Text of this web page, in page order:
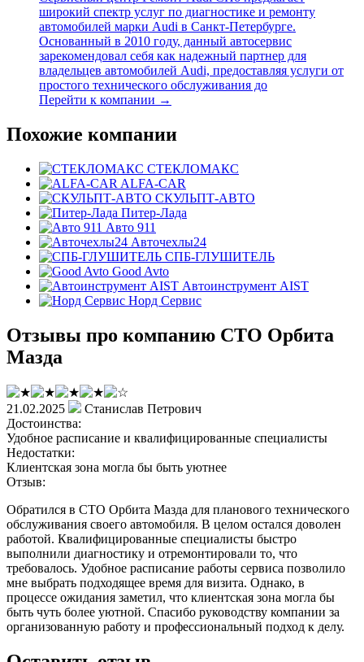
широкий спектр услуг по диагностике и ремонту
автомобилей марки Audi в Санкт-Петербурге.
Основанный в 2010 году, данный автосервис
зарекомендовал себя как надежный партнер для
владельцев автомобилей Audi, предоставляя услуги от
простого технического обслуживания до
Перейти к компании →
Похожие компании
СТЕКЛОМАКС
ALFA-CAR
СКУЛЬПТ-АВТО
Питер-Лада
Авто 911
Авточехлы24
СПБ-ГЛУШИТЕЛЬ
Good Avto
Автоинструмент AIST
Норд Сервис
Отзывы про компанию СТО Орбита
Мазда
21.02.2025
Станислав Петрович
Достоинства:
Удобное расписание и квалифицированные специалисты
Недостатки:
Клиентская зона могла бы быть уютнее
Отзыв:
Обратился в СТО Орбита Мазда для планового технического
обслуживания своего автомобиля. В целом остался доволен
работой. Квалифицированные специалисты быстро
выполнили диагностику и отремонтировали то, что
требовалось. Удобное расписание работы сервиса позволило
мне выбрать подходящее время для визита. Однако, в
процессе ожидания заметил, что клиентская зона могла бы
быть чуть более уютной. Спасибо руководству компании за
организованную работу и профессиональный подход к делу.